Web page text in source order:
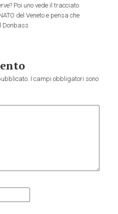
Poi uno vede il tracciato
del Veneto e pensa che
Donbass
I campi obbligatori sono